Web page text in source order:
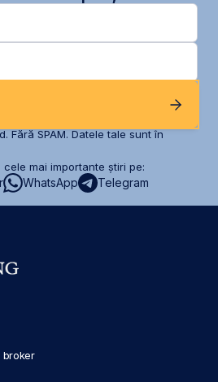
Fără SPAM. Datele tale sunt în
mai importante știri pe:
WhatsApp Telegram
broker